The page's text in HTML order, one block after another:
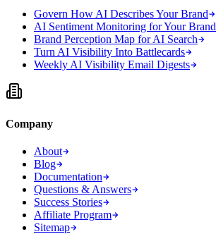
Govern How AI Describes Your Brand
AI Sentiment Monitoring for Your Brand
Brand Perception Map for AI Search
Turn AI Visibility Into Battlecards
Weekly AI Visibility Email Digests
Company
About
Blog
Documentation
Questions & Answers
Success Stories
Affiliate Program
Sitemap